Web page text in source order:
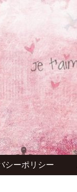
シーポリシー